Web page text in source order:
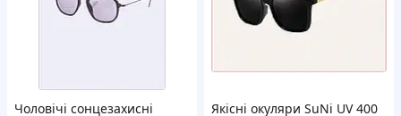
Чоловічі сонцезахисні
Якісні окуляри SuNi UV 400